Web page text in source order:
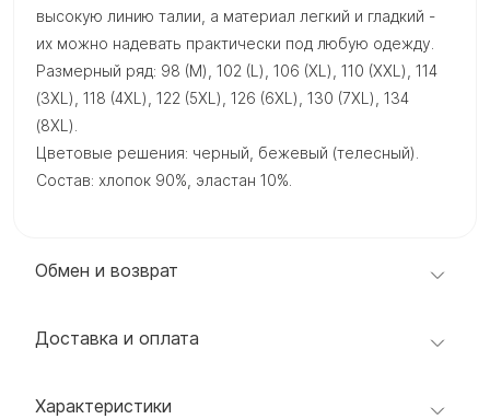
высокую линию талии, а материал легкий и гладкий -
их можно надевать практически под любую одежду.
Размерный ряд: 98 (M), 102 (L), 106 (XL), 110 (XXL), 114
(3XL), 118 (4XL), 122 (5XL), 126 (6XL), 130 (7XL), 134
(8XL).
Цветовые решения: черный, бежевый (телесный).
Состав: хлопок 90%, эластан 10%.
Обмен и возврат
Доставка и оплата
Характеристики